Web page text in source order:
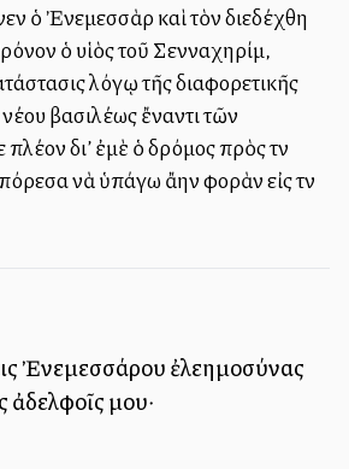
ὁ Ἐνεμεσσὰρ καὶ τὸν διεδέχθη
ὁ υἱὸς τοῦ Σενναχηρίμ,
λόγῳ τῆς διαφορετικῆς
βασιλέως ἔναντι τῶν
δι’ ἐμὲ ὁ δρόμος πρὸς τὴν
νὰ ὑπάγω ἄλλην φορὰν εἰς τὴν
Ἐνεμεσσάρου ἐλεημοσύνας
ἀδελφοῖς μου·